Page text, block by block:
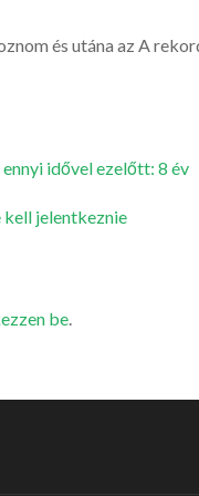
és utána az A
ennyi idővel ezelőtt: 8 év
kell jelentkeznie
be.